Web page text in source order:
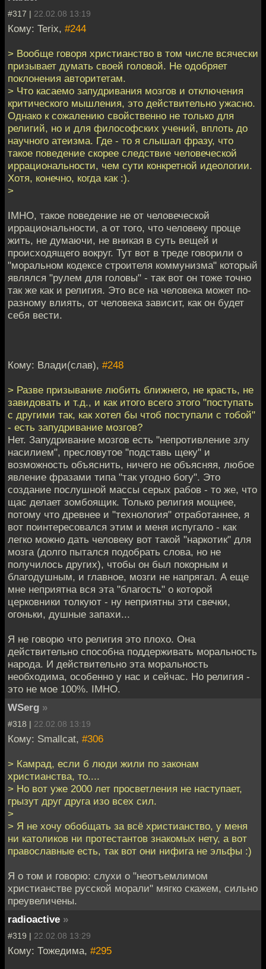
#317 | 22.02.08 13:19
Кому: Terix, #244
> Вообще говоря христианство в том числе всячески
призывает думать своей головой. Не одобряет
поклонения авторитетам.
> Что касаемо запудривания мозгов и отключения
критического мышления, это действительно ужасно.
Однако к сожалению свойственно не только для
религий, но и для философских учений, вплоть до
научного атеизма. Где - то я слышал фразу, что
такое поведение скорее следствие человеческой
иррациональности, чем сути конкретной идеологии.
Хотя, конечно, когда как :).
>
IMHO, такое поведение не от человеческой
иррациональности, а от того, что человеку проще
жить, не думаючи, не вникая в суть вещей и
происходящего вокруг. Тут вот в треде говорили о
"моральном кодексе строителя коммунизма" который
являлся "рулем для головы" - так вот он тоже точно
так же как и религия. Это все на человека может по-
разному влиять, от человека зависит, как он будет
себя вести.
Кому: Влади(слав), #248
> Разве призывание любить ближнего, не красть, не
завидовать и т.д., и как итого всего этого "поступать
с другими так, как хотел бы чтоб поступали с тобой"
- есть запудривание мозгов?
Нет. Запудривание мозгов есть "непротивление злу
насилием", пресловутое "подставь щеку" и
возможность объяснить, ничего не объясняя, любое
явление фразами типа "так угодно богу". Это
создание послушной массы серых рабов - то же, что
щас делает зомбоящик. Только религия мощнее,
потому что древнее и "технология" отработаннее, я
вот поинтересовался этим и меня испугало - как
легко можно дать человеку вот такой "наркотик" для
мозга (долго пытался подобрать слова, но не
получилось других), чтобы он был покорным и
благодушным, и главное, мозги не напрягал. А еще
мне неприятна вся эта "благость" о которой
церковники толкуют - ну неприятны эти свечки,
огоньки, душные запахи...
Я не говорю что религия это плохо. Она
действительно способна поддерживать моральность
народа. И действительно эта моральность
необходима, особенно у нас и сейчас. Но религия -
это не мое 100%. IMHO.
WSerg »
#318 | 22.02.08 13:19
Кому: Smallcat, #306
> Камрад, если б люди жили по законам
христианства, то....
> Но вот уже 2000 лет просветления не наступает,
грызут друг друга изо всех сил.
>
> Я не хочу обобщать за всё христианство, у меня
ни католиков ни протестантов знакомых нету, а вот
православные есть, так вот они нифига не эльфы :)
Я о том и говорю: слухи о "неотъемлимом
христианстве русской морали" мягко скажем, сильно
преувеличены.
radioactive »
#319 | 22.02.08 13:29
Кому: Тожедима, #295